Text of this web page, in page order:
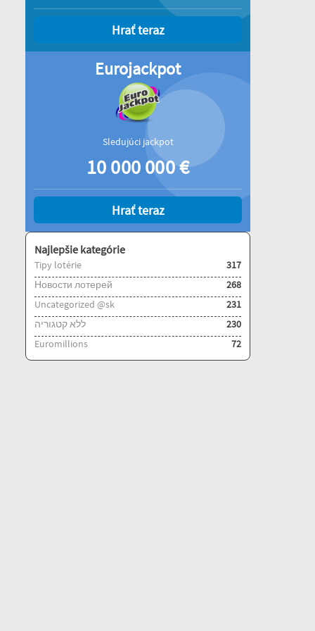
Hrať teraz
Eurojackpot
Sledujúci jackpot
10 000 000€
Hrať teraz
Najlepšie kategórie
Tipy lotérie
317
Новости лотерей
268
Uncategorized @sk
231
ללא קטגוריה
230
Euromillions
72